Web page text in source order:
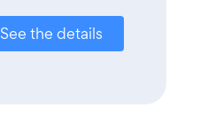
See the details